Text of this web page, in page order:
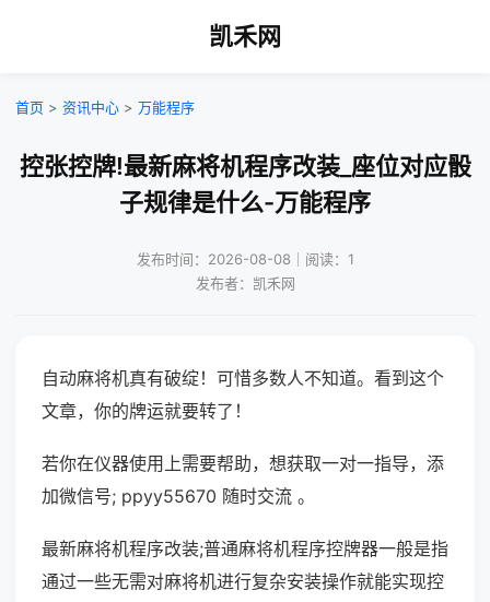
凯禾网
首页 > 资讯中心 > 万能程序
控张控牌!最新麻将机程序改装_座位对应骰
子规律是什么-万能程序
发布时间：2026-08-08｜阅读：1
发布者：凯禾网
自动麻将机真有破绽！可惜多数人不知道。看到这个
文章，你的牌运就要转了！
若你在仪器使用上需要帮助，想获取一对一指导，添
加微信号; ppyy55670 随时交流 。
最新麻将机程序改装;普通麻将机程序控牌器一般是指
通过一些无需对麻将机进行复杂安装操作就能实现控